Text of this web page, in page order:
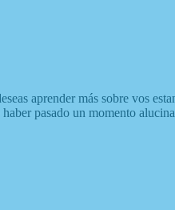
aprender más sobre vos
pasado un momento